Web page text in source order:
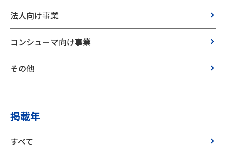
法人向け事業
コンシューマ向け事業
その他
掲載年
すべて